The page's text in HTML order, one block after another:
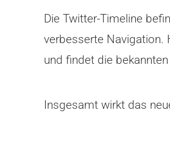
Die Twitter-Timeline
verbesserte Navigation.
und findet die
Insgesamt wirkt das